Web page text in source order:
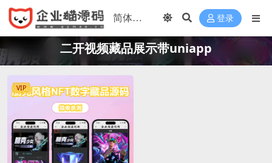
登录
二开视频藏品展示带uniapp
VIP